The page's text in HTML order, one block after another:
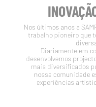
Nos últimos anos a
trabalho pioneiro que
Diariamente em
desenvolvemos
mais diversificados
nossa comunidade
experiências